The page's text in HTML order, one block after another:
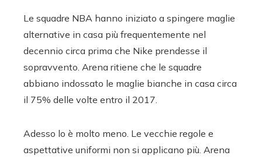
Le squadre NBA hanno iniziato a spingere maglie
alternative in casa più frequentemente nel
decennio circa prima che Nike prendesse il
sopravvento. Arena ritiene che le squadre
abbiano indossato le maglie bianche in casa circa
il 75% delle volte entro il 2017.
Adesso lo è molto meno. Le vecchie regole e
aspettative uniformi non si applicano più. Arena